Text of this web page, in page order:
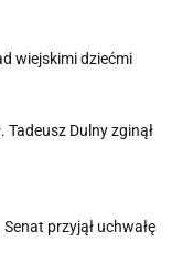
wiejskimi dziećmi
Tadeusz Dulny zginął
przyjął uchwałę